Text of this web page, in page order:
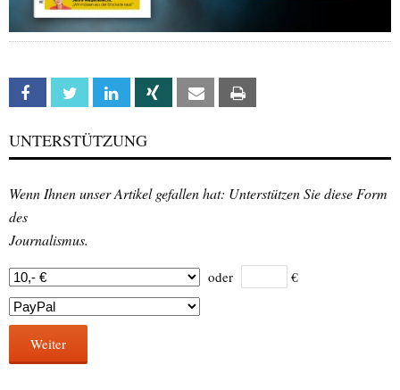
Facebook Twitter Linkedin Xing Email
UNTERSTÜTZUNG
Wenn Ihnen unser Artikel gefallen hat: Unterstützen Sie diese Form
des
Journalismus.
oder €
Weiter